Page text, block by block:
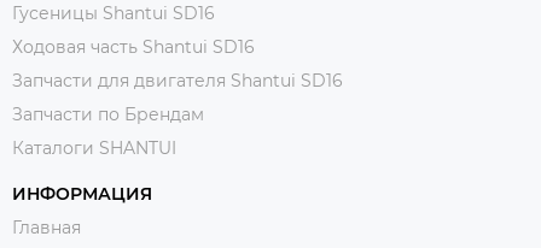
Гусеницы Shantui SD16
Ходовая часть Shantui SD16
Запчасти для двигателя Shantui SD16
Запчасти по Брендам
Каталоги SHANTUI
ИНФОРМАЦИЯ
Главная